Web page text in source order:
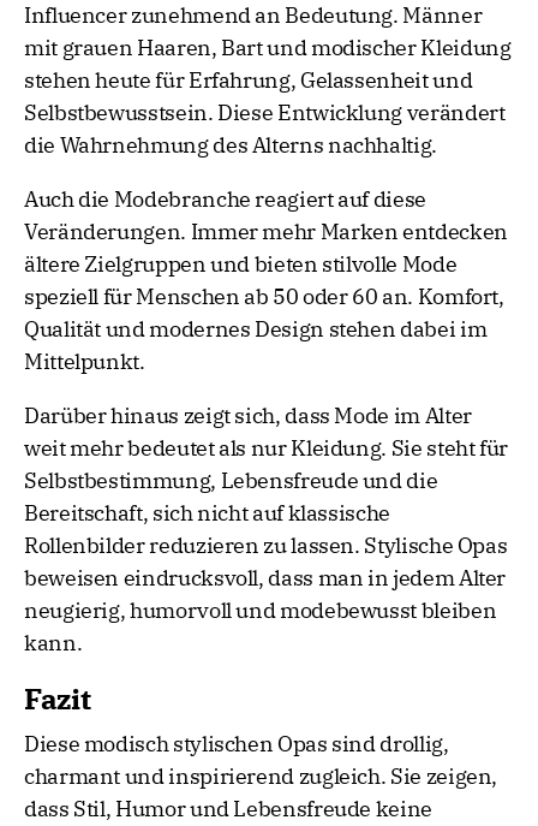
Influencer zunehmend an Bedeutung. Männer
mit grauen Haaren, Bart und modischer Kleidung
stehen heute für Erfahrung, Gelassenheit und
Selbstbewusstsein. Diese Entwicklung verändert
die Wahrnehmung des Alterns nachhaltig.
Auch die Modebranche reagiert auf diese
Veränderungen. Immer mehr Marken entdecken
ältere Zielgruppen und bieten stilvolle Mode
speziell für Menschen ab 50 oder 60 an. Komfort,
Qualität und modernes Design stehen dabei im
Mittelpunkt.
Darüber hinaus zeigt sich, dass Mode im Alter
weit mehr bedeutet als nur Kleidung. Sie steht für
Selbstbestimmung, Lebensfreude und die
Bereitschaft, sich nicht auf klassische
Rollenbilder reduzieren zu lassen. Stylische Opas
beweisen eindrucksvoll, dass man in jedem Alter
neugierig, humorvoll und modebewusst bleiben
kann.
Fazit
Diese modisch stylischen Opas sind drollig,
charmant und inspirierend zugleich. Sie zeigen,
dass Stil, Humor und Lebensfreude keine